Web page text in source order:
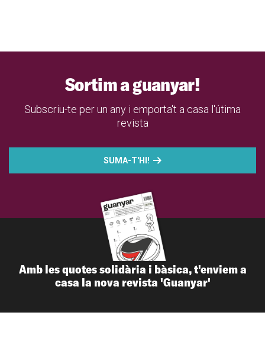
Sortim a guanyar!
Subscriu-te per un any i emporta't a casa l'útima
revista
SUMA-T'HI!
Amb les quotes solidària i bàsica, t'enviem a
casa la nova revista 'Guanyar'